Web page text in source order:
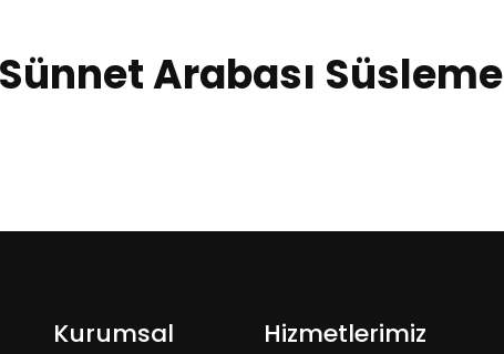
Sünnet Arabası Süsleme
Kurumsal Hizmetlerimiz